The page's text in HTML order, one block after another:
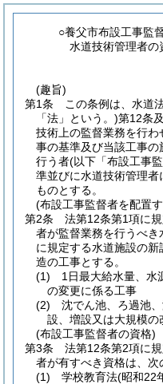
○養父市布設工事監
水道技術管理者の
(趣旨)
第1条
この条例は、水道
「法」という。)第12条
技術上の監督業務を行
事の基準及び当該工事
行う者(以下「布設工事
準並びに水道技術管理
ものとする。
(布設工事監督者を配置
第2条
法第12条第1項に
者が監督業務を行うべ
に規定する水道施設の
造の工事とする。
(1)
1日最大給水量、水
の変更に係る工事
(2)
沈でん池、ろ過池
設、増設又は大規模の
(布設工事監督者の資格)
第3条
法第12条第2項に
者が有すべき資格は、次
(1)
学校教育法(昭和22